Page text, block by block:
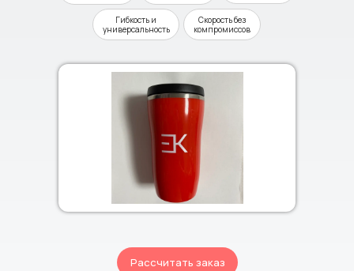
Скорость без
компромиссов
Гибкость и
универсальность
Рассчитать заказ